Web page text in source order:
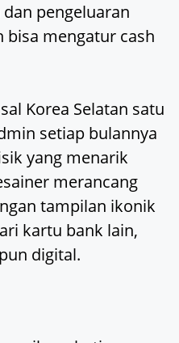
pengeluaran
bisa mengatur cash
Korea Selatan satu
setiap bulannya
yang menarik
merancang
tampilan ikonik
kartu bank lain,
digital.